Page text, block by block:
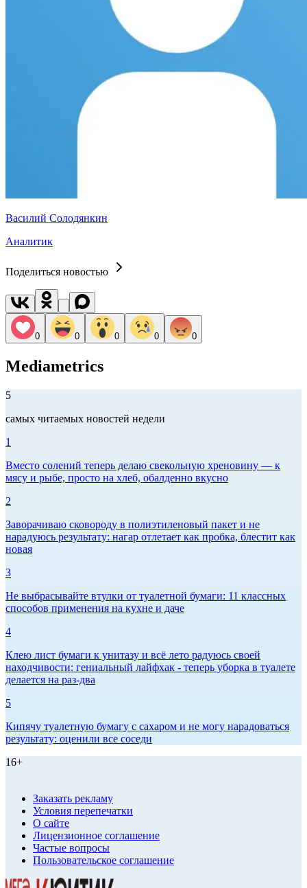
Василий Солодянкин
Аналитик
Поделиться новостью
0 0 0 0 0
Mediametrics
5
самых читаемых новостей недели
1
Вместо солений теперь делаю свекольную хреновину — к
мясу и рыбе, просто на хлеб, обалденно вкусно
2
Заворачиваю сковороду в полиэтиленовый пакет и не
нарадуюсь результату: нагар отлетает как пробка, блестит как
новая
3
Не выбрасывайте втулки от туалетной бумаги: 11 классных
способов применения на кухне и даче
4
Клею лист бумаги к унитазу и всё лето радуюсь своей
находчивости: гениальный лайфхак - теперь уборка в туалете
делается на раз-два
5
Кипячу туалетную бумагу с сахаром и не могу нарадоваться
результату: оценили все соседи
16+
Заказать рекламу
Условия перепечатки
О сайте
Лицензионное соглашение
Частые вопросы
Пользовательское соглашение